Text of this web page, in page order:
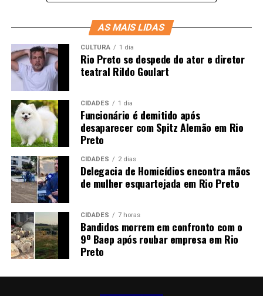
AS MAIS LIDAS
CULTURA 1 dia
Rio Preto se despede do ator e diretor
teatral Rildo Goulart
CIDADES 1 dia
Funcionário é demitido após
desaparecer com Spitz Alemão em Rio
Preto
CIDADES 2 dias
Delegacia de Homicídios encontra mãos
de mulher esquartejada em Rio Preto
CIDADES 7 horas
Bandidos morrem em confronto com o
9º Baep após roubar empresa em Rio
Preto